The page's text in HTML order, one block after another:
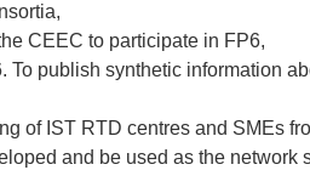
CEEC to participate in FP6,
To publish synthetic information
of IST RTD centres and SMEs
and be used as the network